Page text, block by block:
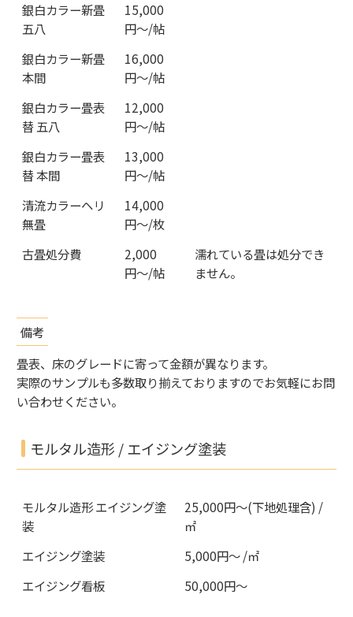
銀白カラー新畳
五八
15,000
円〜/帖
銀白カラー新畳
本間
16,000
円〜/帖
銀白カラー畳表
替 五八
12,000
円〜/帖
銀白カラー畳表
替 本間
13,000
円〜/帖
清流カラーヘリ
無畳
14,000
円〜/枚
古畳処分費
2,000
円〜/帖
濡れている畳は処分でき
ません。
備考
畳表、床のグレードに寄って金額が異なります。
実際のサンプルも多数取り揃えておりますのでお気軽にお問
い合わせください。
モルタル造形 / エイジング塗装
モルタル造形 エイジング塗
装
25,000円〜(下地処理含) /
㎡
エイジング塗装
5,000円〜 /㎡
エイジング看板
50,000円〜